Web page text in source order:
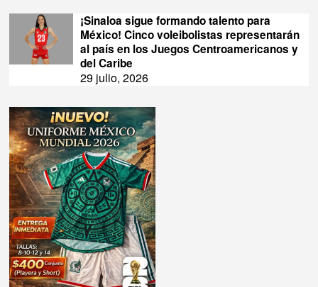
¡Sinaloa sigue formando talento para
México! Cinco voleibolistas representarán
al país en los Juegos Centroamericanos y
del Caribe
29 julio, 2026